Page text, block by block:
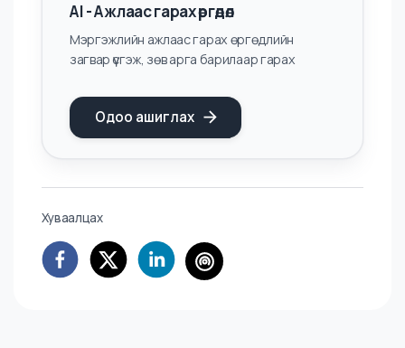
Үүний зэрэгцээ тохирох орчноо сонгох нь маш чухал
бөгөөд зарим газар таны чадварыг анзаарахгүй ч
байж болно, харин зөв орчинд та илүү тод гэрэлтэж
шаардахаас айдаггүй, өөрт тохирсон ажлаа сонгож
чаддаг, ажил дээрээ илүү итгэлтэй, үлгэр жишээ бас
манлайлагч байдаг.
AI ХЭРЭГСЭЛ
AI - Ажлаас гарах өргөдөл